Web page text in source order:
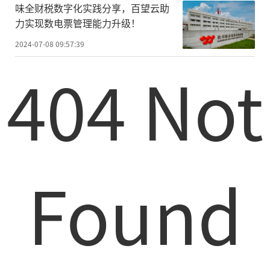
味全财税数字化实践分享，百望云助
力实现数电票管理能力升级！
2024-07-08 09:57:39
404 Not
Found